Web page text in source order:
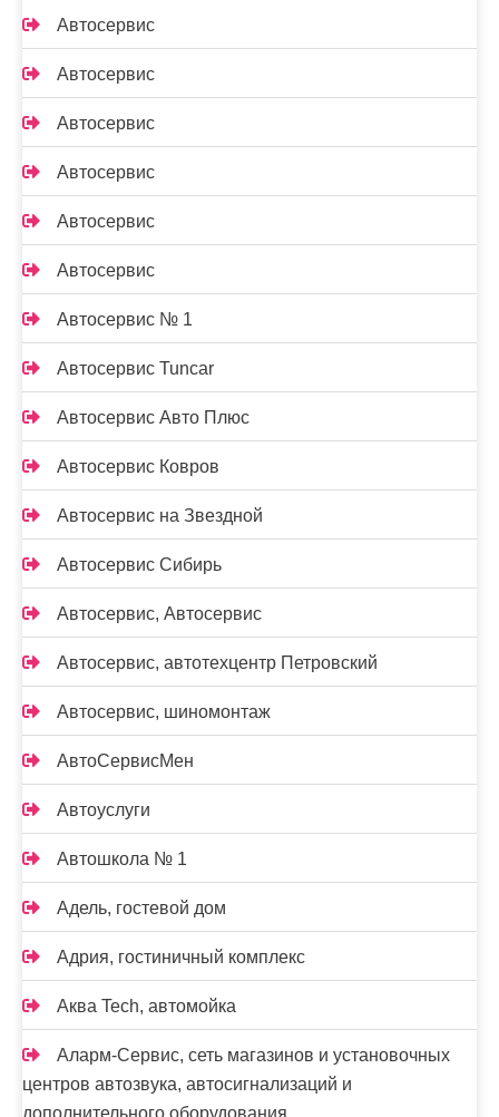
Автосервис
Автосервис
Автосервис
Автосервис
Автосервис
Автосервис
Автосервис № 1
Автосервис Tuncar
Автосервис Авто Плюс
Автосервис Ковров
Автосервис на Звездной
Автосервис Сибирь
Автосервис, Автосервис
Автосервис, автотехцентр Петровский
Автосервис, шиномонтаж
АвтоСервисМен
Автоуслуги
Автошкола № 1
Адель, гостевой дом
Адрия, гостиничный комплекс
Аква Tech, автомойка
Аларм-Сервис, сеть магазинов и установочных
центров автозвука, автосигнализаций и